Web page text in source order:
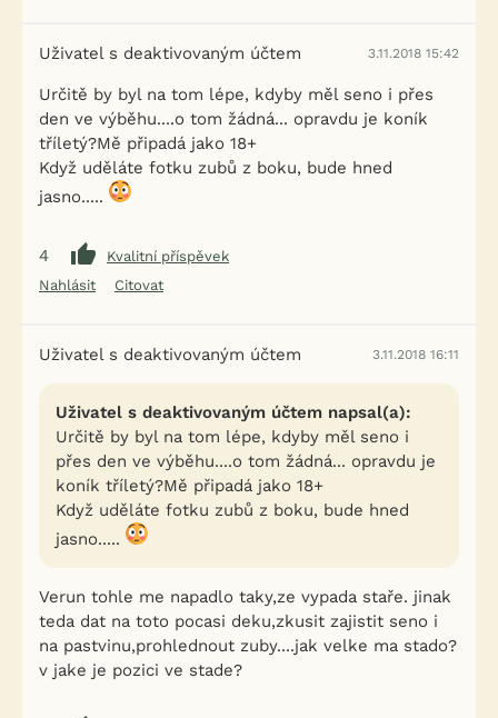
Uživatel s deaktivovaným účtem 3.11.2018 15:42
Určitě by byl na tom lépe, kdyby měl seno i přes
den ve výběhu....o tom žádná... opravdu je koník
tříletý?Mě připadá jako 18+
Když uděláte fotku zubů z boku, bude hned
jasno.....
4
Kvalitní příspěvek
Nahlásit
Citovat
Uživatel s deaktivovaným účtem 3.11.2018 16:11
Uživatel s deaktivovaným účtem napsal(a):
Určitě by byl na tom lépe, kdyby měl seno i
přes den ve výběhu....o tom žádná... opravdu je
koník tříletý?Mě připadá jako 18+
Když uděláte fotku zubů z boku, bude hned
jasno.....
Verun tohle me napadlo taky,ze vypada staře. jinak
teda dat na toto pocasi deku,zkusit zajistit seno i
na pastvinu,prohlednout zuby....jak velke ma stado?
v jake je pozici ve stade?